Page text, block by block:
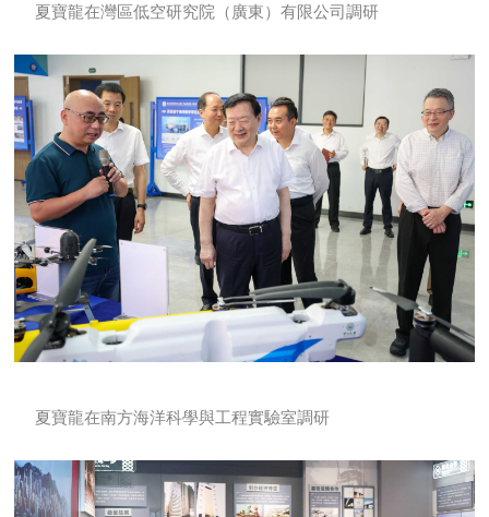
夏寶龍在灣區低空研究院（廣東）有限公司調研
夏寶龍在南方海洋科學與工程實驗室調研